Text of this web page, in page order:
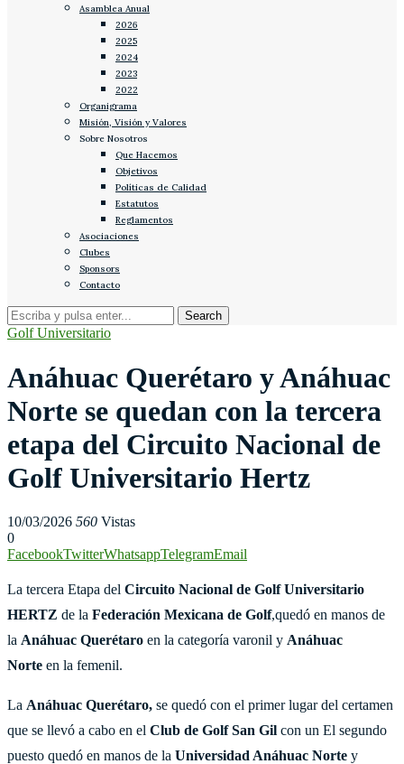
Asamblea Anual
2026
2025
2024
2023
2022
Organigrama
Misión, Visión y Valores
Sobre Nosotros
Que Hacemos
Objetivos
Políticas de Calidad
Estatutos
Reglamentos
Asociaciones
Clubes
Sponsors
Contacto
Golf Universitario
Anáhuac Querétaro y Anáhuac
Norte se quedan con la tercera
etapa del Circuito Nacional de
Golf Universitario Hertz
10/03/2026 560 Vistas
0
FacebookTwitterWhatsappTelegramEmail
La tercera Etapa del Circuito Nacional de Golf Universitario
HERTZ de la Federación Mexicana de Golf,quedó en manos de
la Anáhuac Querétaro en la categoría varonil y Anáhuac
Norte en la femenil.
La Anáhuac Querétaro, se quedó con el primer lugar del certamen
que se llevó a cabo en el Club de Golf San Gil con un El segundo
puesto quedó en manos de la Universidad Anáhuac Norte y